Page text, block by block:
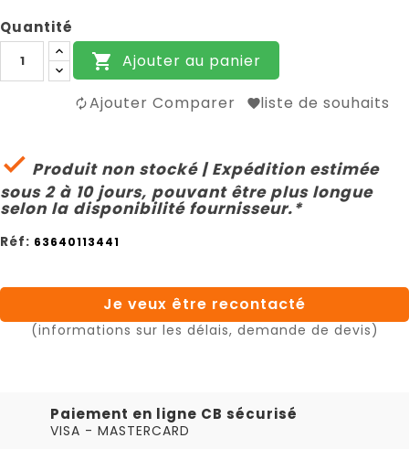
Quantité
 Ajouter au panier
Ajouter Comparer liste de souhaits
 Produit non stocké | Expédition estimée
sous 2 à 10 jours, pouvant être plus longue
selon la disponibilité fournisseur.*
Réf: 63640113441
Je veux être recontacté
(informations sur les délais, demande de devis)
Paiement en ligne CB sécurisé
VISA - MASTERCARD